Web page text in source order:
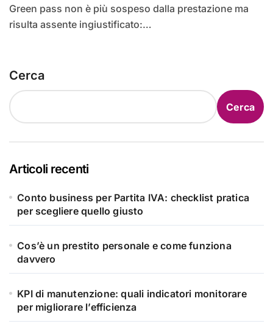
Green pass non è più sospeso dalla prestazione ma
risulta assente ingiustificato:…
Cerca
Cerca
Articoli recenti
Conto business per Partita IVA: checklist pratica
per scegliere quello giusto
Cos’è un prestito personale e come funziona
davvero
KPI di manutenzione: quali indicatori monitorare
per migliorare l’efficienza